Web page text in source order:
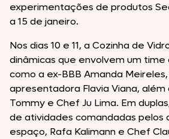
experimentações de produtos
a 15 de janeiro.
Nos dias 10 e 11, a Cozinha de
dinâmicas que envolvem um
como a ex-BBB Amanda
apresentadora Flavia Viana, além
Tommy e Chef Ju Lima. Em
de atividades comandadas pelos
espaço, Rafa Kalimann e Chef